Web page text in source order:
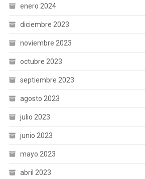
enero 2024
diciembre 2023
noviembre 2023
octubre 2023
septiembre 2023
agosto 2023
julio 2023
junio 2023
mayo 2023
abril 2023